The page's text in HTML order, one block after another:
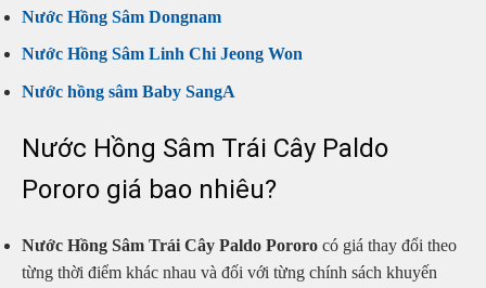
Nước Hồng Sâm Dongnam
Nước Hồng Sâm Linh Chi Jeong Won
Nước hồng sâm Baby SangA
Nước Hồng Sâm Trái Cây Paldo
Pororo giá bao nhiêu?
Nước Hồng Sâm Trái Cây Paldo Pororo có giá thay đổi theo
từng thời điểm khác nhau và đối với từng chính sách khuyến